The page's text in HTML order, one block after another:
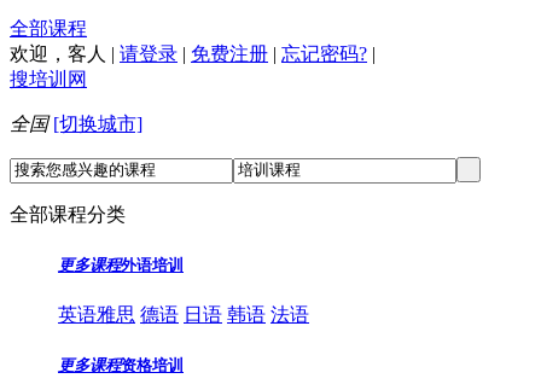
全部课程
欢迎， 客人 | 请登录 | 免费注册 | 忘记密码? |
搜培训网
全国 [切换城市]
全部课程分类
更多课程外语培训
英语雅思 德语 日语 韩语 法语
更多课程资格培训